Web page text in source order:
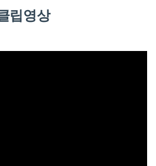
립영상